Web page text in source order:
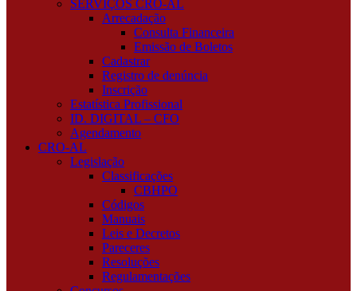
SERVIÇOS CRO-AL
Arrecadação
Consulta Financeira
Emissão de Boletos
Cadastrar
Registro de denúncia
Inscrição
Estatística Profissional
ID. DIGITAL – CFO
Agendamento
CRO-AL
Legislação
Classificações
CBHPO
Códigos
Manuais
Leis e Decretos
Pareceres
Resoluções
Regulamentações